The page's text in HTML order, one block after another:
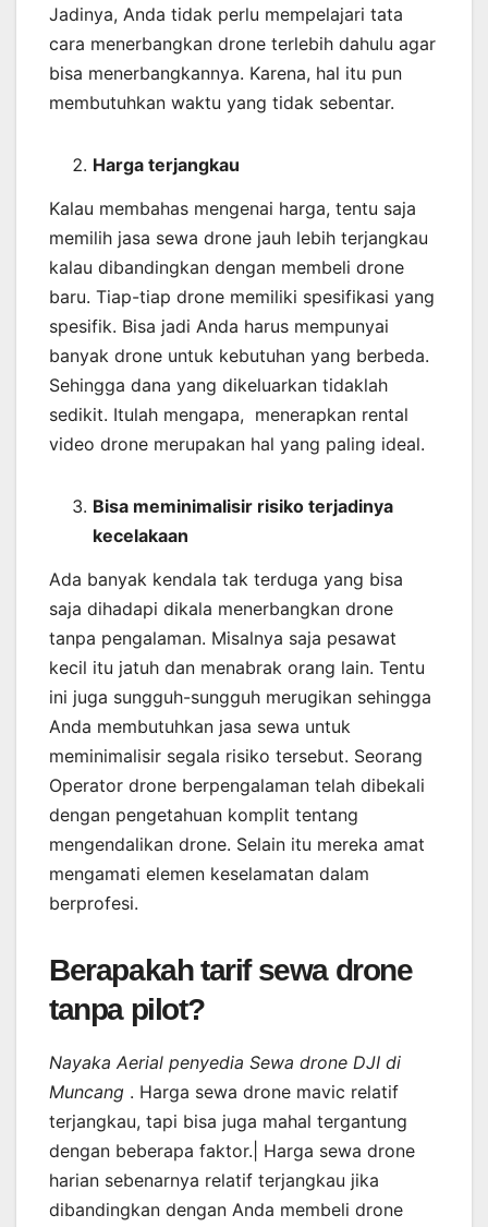
Jadinya, Anda tidak perlu mempelajari tata
cara menerbangkan drone terlebih dahulu agar
bisa menerbangkannya. Karena, hal itu pun
membutuhkan waktu yang tidak sebentar.
Harga terjangkau
Kalau membahas mengenai harga, tentu saja
memilih jasa sewa drone jauh lebih terjangkau
kalau dibandingkan dengan membeli drone
baru. Tiap-tiap drone memiliki spesifikasi yang
spesifik. Bisa jadi Anda harus mempunyai
banyak drone untuk kebutuhan yang berbeda.
Sehingga dana yang dikeluarkan tidaklah
sedikit. Itulah mengapa, menerapkan rental
video drone merupakan hal yang paling ideal.
Bisa meminimalisir risiko terjadinya
kecelakaan
Ada banyak kendala tak terduga yang bisa
saja dihadapi dikala menerbangkan drone
tanpa pengalaman. Misalnya saja pesawat
kecil itu jatuh dan menabrak orang lain. Tentu
ini juga sungguh-sungguh merugikan sehingga
Anda membutuhkan jasa sewa untuk
meminimalisir segala risiko tersebut. Seorang
Operator drone berpengalaman telah dibekali
dengan pengetahuan komplit tentang
mengendalikan drone. Selain itu mereka amat
mengamati elemen keselamatan dalam
berprofesi.
Berapakah tarif sewa drone
tanpa pilot?
Nayaka Aerial penyedia Sewa drone DJI di
Muncang . Harga sewa drone mavic relatif
terjangkau, tapi bisa juga mahal tergantung
dengan beberapa faktor.| Harga sewa drone
harian sebenarnya relatif terjangkau jika
dibandingkan dengan Anda membeli drone